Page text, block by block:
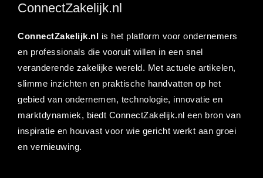
ConnectZakelijk.nl
ConnectZakelijk.nl is het platform voor ondernemers
en professionals die vooruit willen in een snel
veranderende zakelijke wereld. Met actuele artikelen,
slimme inzichten en praktische handvatten op het
gebied van ondernemen, technologie, innovatie en
marktdynamiek, biedt ConnectZakelijk.nl een bron van
inspiratie en houvast voor wie gericht werkt aan groei
en vernieuwing.